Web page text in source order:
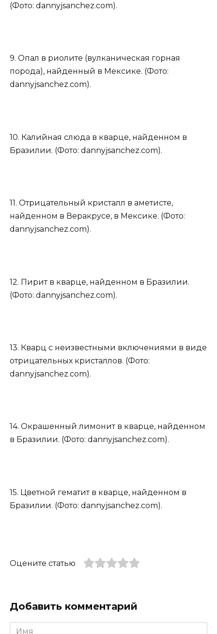
(Фото: dannyjsanchez.com).
9. Опал в риолите (вулканическая горная
порода), найденный в Мексике. (Фото:
dannyjsanchez.com).
10. Калийная слюда в кварце, найденном в
Бразилии. (Фото: dannyjsanchez.com).
11. Отрицательный кристалл в аметисте,
найденном в Веракрусе, в Мексике. (Фото:
dannyjsanchez.com).
12. Пирит в кварце, найденном в Бразилии.
(Фото: dannyjsanchez.com).
13. Кварц с неизвестными включениями в виде
отрицательных кристаллов. (Фото:
dannyjsanchez.com).
14. Окрашенный лимонит в кварце, найденном
в Бразилии. (Фото: dannyjsanchez.com).
15. Цветной гематит в кварце, найденном в
Бразилии. (Фото: dannyjsanchez.com).
Оцените статью
Добавить комментарий
Имя